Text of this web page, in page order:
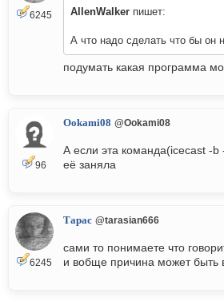
6245 AllenWalker пишет:
А что надо сделать что бы он
подумать какая программа
96
Ookami08 @Ookami08
А если эта команда(icecast -
её заняла
6245
Тарас @tarasian666
сами то понимаете что
и вобще причина может быть